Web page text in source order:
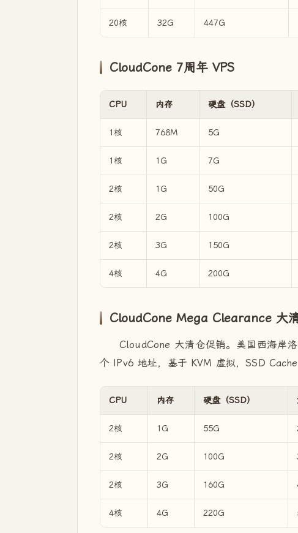
20核 32G 447G
CloudCone 7周年 VPS
CPU 内存 硬盘（SSD）
1核 768M 5G
1核 1G 7G
2核 1G 50G
2核 2G 100G
2核 3G 150G
4核 4G 200G
CloudCone Mega Clearance 大
CloudCone 大清仓促销。美国西海岸
个 IPv6 地址，基于 KVM 虚拟，SSD
CPU 内存 硬盘（SSD）
2核 1G 55G
2核 2G 100G
2核 3G 160G
4核 4G 220G